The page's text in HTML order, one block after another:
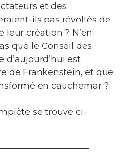
et des
ils pas révoltés de
leur création ? N’en
que le Conseil des
d’aujourd’hui est
de Frankenstein, et que
en cauchemar ?
se trouve ci-